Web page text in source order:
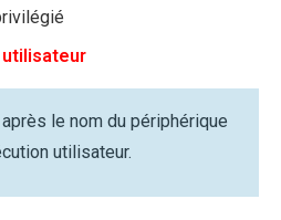
utilisateur
après le nom du périphérique
utilisateur.